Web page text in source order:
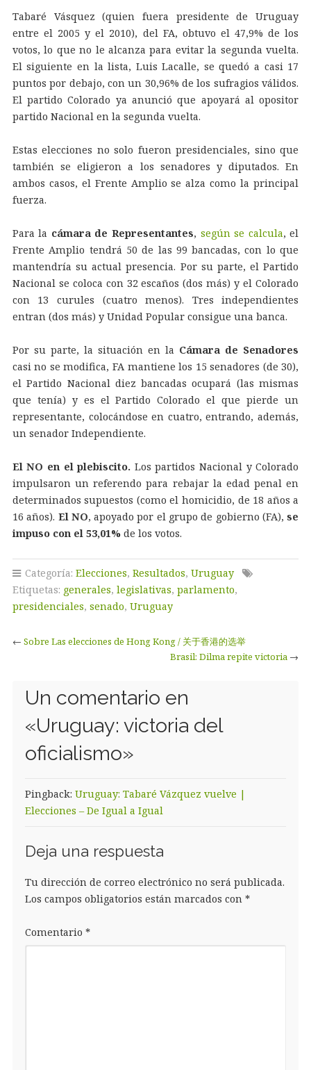
Tabaré Vásquez (quien fuera presidente de Uruguay
entre el 2005 y el 2010), del FA, obtuvo el 47,9% de los
votos, lo que no le alcanza para evitar la segunda vuelta.
El siguiente en la lista, Luis Lacalle, se quedó a casi 17
puntos por debajo, con un 30,96% de los sufragios válidos.
El partido Colorado ya anunció que apoyará al opositor
partido Nacional en la segunda vuelta.
Estas elecciones no solo fueron presidenciales, sino que
también se eligieron a los senadores y diputados. En
ambos casos, el Frente Amplio se alza como la principal
fuerza.
Para la cámara de Representantes, según se calcula, el
Frente Amplio tendrá 50 de las 99 bancadas, con lo que
mantendría su actual presencia. Por su parte, el Partido
Nacional se coloca con 32 escaños (dos más) y el Colorado
con 13 curules (cuatro menos). Tres independientes
entran (dos más) y Unidad Popular consigue una banca.
Por su parte, la situación en la Cámara de Senadores
casi no se modifica, FA mantiene los 15 senadores (de 30),
el Partido Nacional diez bancadas ocupará (las mismas
que tenía) y es el Partido Colorado el que pierde un
representante, colocándose en cuatro, entrando, además,
un senador Independiente.
El NO en el plebiscito. Los partidos Nacional y Colorado
impulsaron un referendo para rebajar la edad penal en
determinados supuestos (como el homicidio, de 18 años a
16 años). El NO, apoyado por el grupo de gobierno (FA), se
impuso con el 53,01%de los votos.
Categoría: Elecciones, Resultados, Uruguay
Etiquetas: generales, legislativas, parlamento,
presidenciales, senado, Uruguay
← Sobre Las elecciones de Hong Kong / 关于香港的选举
Brasil: Dilma repite victoria →
Un comentario en
«Uruguay: victoria del
oficialismo»
Pingback: Uruguay: Tabaré Vázquez vuelve |
Elecciones – De Igual a Igual
Deja una respuesta
Tu dirección de correo electrónico no será publicada.
Los campos obligatorios están marcados con *
Comentario *